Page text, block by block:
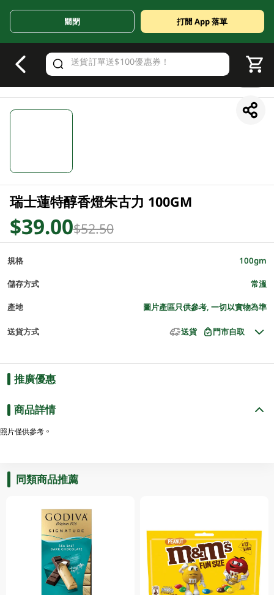
Valid Until 30 June 2026
關閉 打開 App 落單
瑞士蓮特醇香燈朱古力 100GM
$39.00$52.50
規格 100gm
儲存方式 常溫
產地 圖片產區只供參考, 一切以實物為準
送貨方式 送貨 門市自取
推廣優惠
商品詳情
照片僅供參考。
同類商品推薦